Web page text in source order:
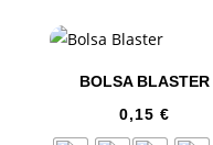
BOLSA BLASTER
0,15 €